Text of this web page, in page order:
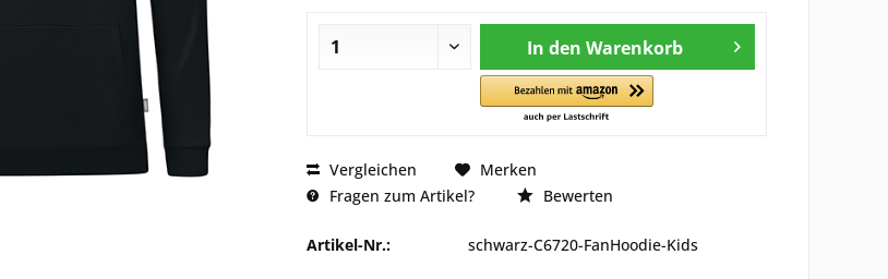
In den Warenkorb
Vergleichen
Merken
Fragen zum Artikel?
Bewerten
Artikel-Nr.: schwarz-C6720-FanHoodie-Kids